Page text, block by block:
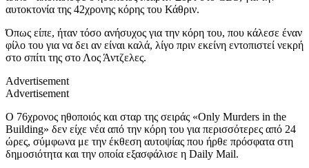
αυτοκτονία της 42χρονης κόρης του Κάθριν.
Όπως είπε, ήταν τόσο ανήσυχος για την κόρη του, που κάλεσε έναν
φίλο του για να δει αν είναι καλά, λίγο πριν εκείνη εντοπιστεί νεκρή
στο σπίτι της στο Λος Άντζελες.
Advertisement
Advertisement
Ο 76χρονος ηθοποιός και σταρ της σειράς «Only Murders in the
Building» δεν είχε νέα από την κόρη του για περισσότερες από 24
ώρες, σύμφωνα με την έκθεση αυτοψίας που ήρθε πρόσφατα στη
δημοσιότητα και την οποία εξασφάλισε η Daily Mail.